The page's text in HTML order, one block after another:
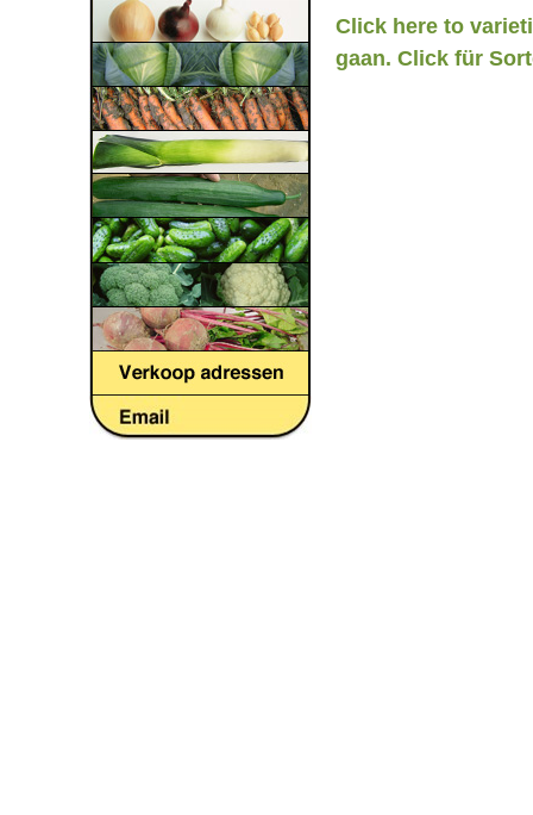
Click here to
gaan. Click für